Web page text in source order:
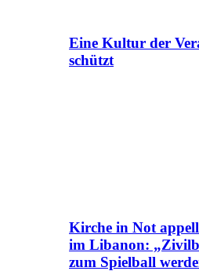
Eine Kultur der
schützt
Kirche in Not
im Libanon:
zum Spielball